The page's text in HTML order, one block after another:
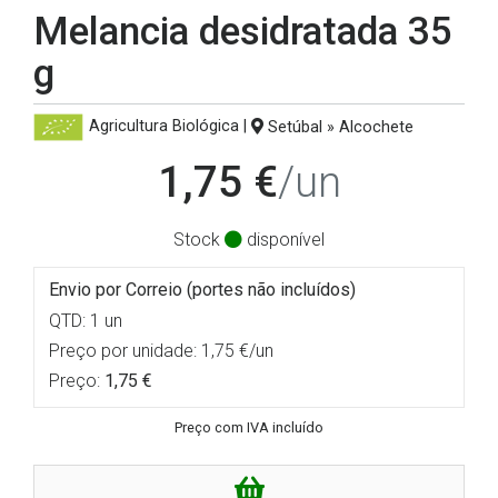
Melancia desidratada 35
g
Agricultura Biológica| Setúbal » Alcochete
1,75 €/un
Stock disponível
Envio por Correio (portes não incluídos)
QTD: 1 un
Preço por unidade: 1,75 €/un
Preço: 1,75 €
Preço com IVA incluído